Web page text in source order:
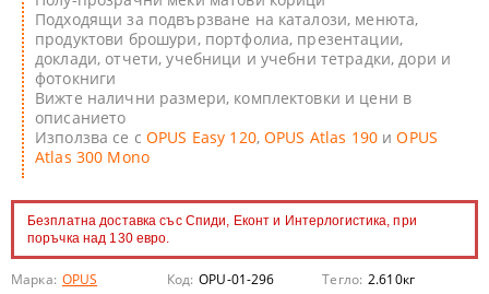
Подходящи за подвързване на каталози, менюта,
продуктови брошури, портфолиа, презентации,
доклади, отчети, учебници и учебни тетрадки, дори и
фотокниги
Вижте налични размери, комплектовки и цени в
описанието
Използва се с OPUS Easy 120,OPUS Atlas 190 иOPUS
Atlas 300 Mono
Безплатна доставка със Спиди, Еконт и Интерлогистика, при
поръчка над 130 евро.
Марка: OPUS Код: OPU-01-296 Тегло: 2.610кг